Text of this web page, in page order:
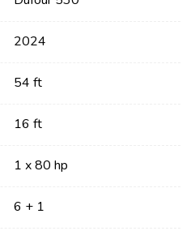
2024
54 ft
16 ft
1 x 80 hp
6 + 1